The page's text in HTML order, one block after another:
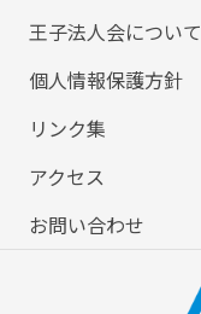
王子法人会について
個人情報保護方針
リンク集
アクセス
お問い合わせ